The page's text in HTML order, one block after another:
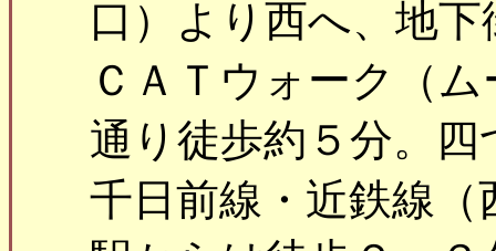
口）より西へ、地
ＣＡＴウォーク（
通り徒歩約５分。
千日前線・近鉄線